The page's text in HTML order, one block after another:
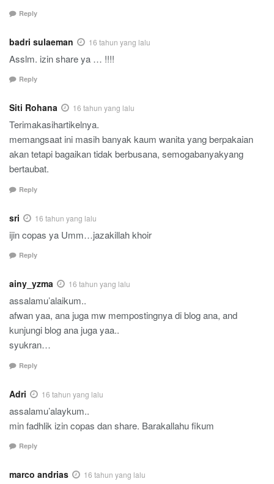
Reply
badri sulaeman 16 tahun yang lalu
Asslm. izin share ya … !!!!
Reply
Siti Rohana 16 tahun yang lalu
Terimakasihartikelnya.
memangsaat ini masih banyak kaum wanita yang berpakaian
akan tetapi bagaikan tidak berbusana, semogabanyakyang
bertaubat.
Reply
sri 16 tahun yang lalu
ijin copas ya Umm…jazakillah khoir
Reply
ainy_yzma 16 tahun yang lalu
assalamu’alaikum..
afwan yaa, ana juga mw mempostingnya di blog ana, and
kunjungi blog ana juga yaa..
syukran…
Reply
Adri 16 tahun yang lalu
assalamu’alaykum..
min fadhlik izin copas dan share. Barakallahu fikum
Reply
marco andrias 16 tahun yang lalu